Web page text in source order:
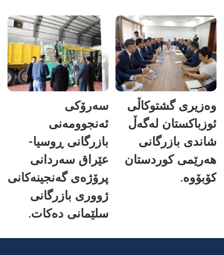
وەزیری گشتوکاڵی
ئوزباکستان لەگەڵ
شاندی بازرگانی
هەرێمی کوردستان
کۆبۆوە.
سەرۆکی
ئەنجوومەنی
بازرگانی ڕوسیا-
عێراق سەردانی
پرۆژەی گەنجینەکانی
ژووری بازرگانی
سلێمانی دەکات.